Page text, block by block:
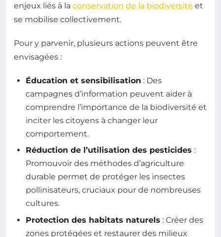
enjeux liés à la conservation de la biodiversité et
se mobilise collectivement.
Pour y parvenir, plusieurs actions peuvent être
envisagées :
Éducation et sensibilisation : Des
campagnes d’information peuvent aider à
comprendre l’importance de la biodiversité et
inciter les citoyens à changer leur
comportement.
Réduction de l’utilisation des pesticides :
Promouvoir des méthodes d’agriculture
durable permet de protéger les insectes
pollinisateurs, cruciaux pour de nombreuses
cultures.
Protection des habitats naturels : Créer des
zones protégées et restaurer des milieux